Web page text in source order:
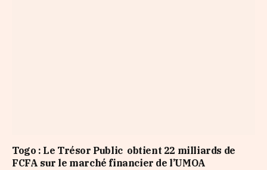
Togo : Le Trésor Public obtient 22 milliards de
FCFA sur le marché financier de l’UMOA